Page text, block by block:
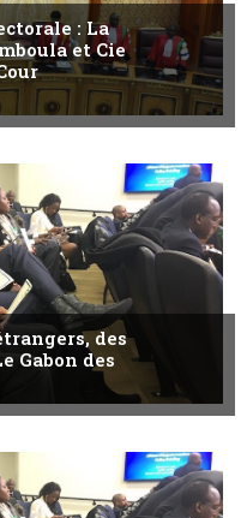
: La
et Cie
des
Gabon des